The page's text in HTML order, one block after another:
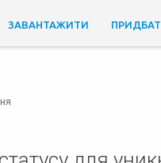
ЗАВАНТАЖИТИ